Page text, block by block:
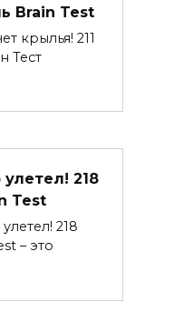
Brain Test
крылья! 211
Тест
218
Test
218
– это